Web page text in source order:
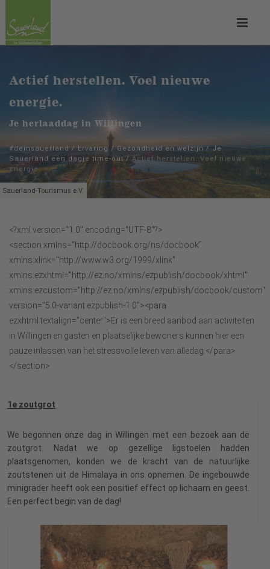
Sauerland-Tourismus e.V.
Actief herstellen. Voel nieuwe
energie.
Je herlaaddag in Willingen
#deinsauerland/Ervaring /Gezondheid en welzijn / Je
Sauerland een dagje time-out/ Actief herstellen. Voel nieuwe
energie.
<?xml version="1.0" encoding="UTF-8"?>
<section xmlns="http://docbook.org/ns/docbook"
xmlns:xlink="http://www.w3.org/1999/xlink"
xmlns:ezxhtml="http://ez.no/xmlns/ezpublish/docbook/xhtml"
xmlns:ezcustom="http://ez.no/xmlns/ezpublish/docbook/custom"
version="5.0-variant ezpublish-1.0"><para
ezxhtml:textalign="center">Er is een breed aanbod aan activiteiten
in Willingen en gasten en plaatselijke bewoners kunnen hier een
pauze inlassen van het stressvolle leven van alledag.</para>
</section>
1e zoutgrot
We begonnen onze dag in Willingen met een bezoek aan de
zoutgrot. Nadat we op gezellige ligstoelen hadden
plaatsgenomen, konden we de kracht van de natuurlijke
zoutstenen uit de Himalaya in ons opnemen. De ingebouwde
minigrader heeft ook een positief effect op lichaam en geest.
Een perfect begin van de dag!